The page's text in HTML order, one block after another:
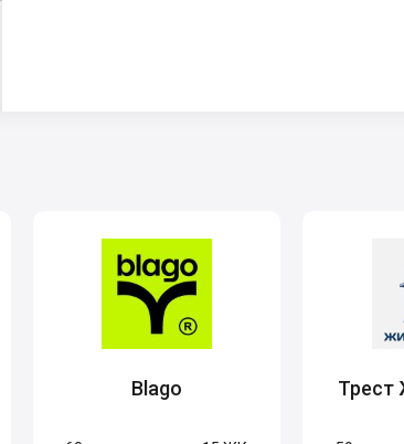
Blago Трест